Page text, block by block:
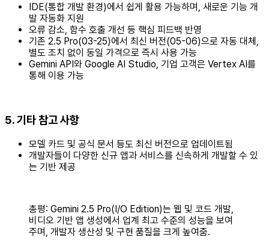
IDE(통합 개발 환경)에서 쉽게 활용 가능하며, 새로운 기능 개
발 자동화 지원
오류 감소, 함수 호출 개선 등 핵심 피드백 반영
기존 2.5 Pro(03-25)에서 최신 버전(05-06)으로 자동 대체,
별도 조치 없이 동일 가격으로 즉시 사용 가능
Gemini API와 Google AI Studio, 기업 고객은 Vertex AI를
통해 이용 가능
5. 기타 참고 사항
모델 카드 및 공식 문서 등도 최신 버전으로 업데이트됨
개발자들이 다양한 신규 앱과 서비스를 신속하게 개발할 수 있
는 기반 제공
총평: Gemini 2.5 Pro(I/O Edition)는 웹 및 코드 개발,
비디오 기반 앱 생성에서 업계 최고 수준의 성능을 보여
주며, 개발자 생산성 및 구현 품질을 크게 높여줌.